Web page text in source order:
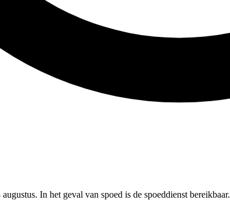
In het geval van spoed is de spoeddienst bereikbaar.